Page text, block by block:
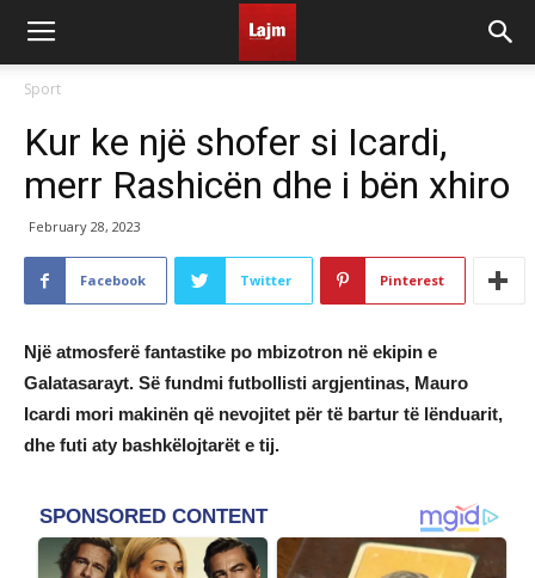
Sport
Kur ke një shofer si Icardi,
merr Rashicën dhe i bën xhiro
February 28, 2023
Facebook Twitter Pinterest
Një atmosferë fantastike po mbizotron në ekipin e
Galatasarayt. Së fundmi futbollisti argjentinas, Mauro
Icardi mori makinën që nevojitet për të bartur të lënduarit,
dhe futi aty bashkëlojtarët e tij.